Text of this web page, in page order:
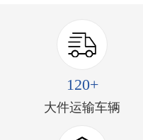
120+
大件运输车辆